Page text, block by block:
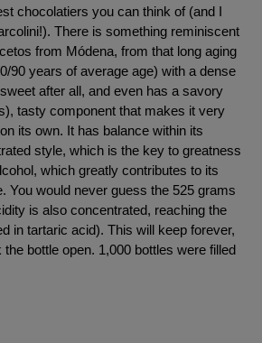
chocolatiers you can think of (and I
There is something reminiscent
from Módena, from that long aging
90 years of average age) with a dense
after all, and even has a savory
tasty component that makes it very
its own. It has balance within its
style, which is the key to greatness
which greatly contributes to its
You would never guess the 525 grams
is also concentrated, reaching the
in tartaric acid). This will keep forever,
bottle open. 1,000 bottles were filled